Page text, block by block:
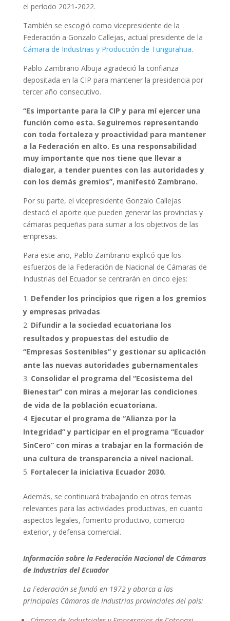
el período 2021-2022.
También se escogió como vicepresidente de la
Federación a Gonzalo Callejas, actual presidente de la
Cámara de Industrias y Producción de Tungurahua.
Pablo Zambrano Albuja agradeció la confianza
depositada en la CIP para mantener la presidencia por
tercer año consecutivo.
“Es importante para la CIP y para mí ejercer una
función como esta. Seguiremos representando
con toda fortaleza y proactividad para mantener
a la Federación en alto. Es una responsabilidad
muy importante que nos tiene que llevar a
dialogar, a tender puentes con las autoridades y
con los demás gremios”, manifestó Zambrano.
Por su parte, el vicepresidente Gonzalo Callejas
destacó el aporte que pueden generar las provincias y
cámaras pequeñas para sumar a los objetivos de las
empresas.
Para este año, Pablo Zambrano explicó que los
esfuerzos de la Federación de Nacional de Cámaras de
Industrias del Ecuador se centrarán en cinco ejes:
Defender los principios que rigen a los gremios
y empresas privadas
Difundir a la sociedad ecuatoriana los
resultados y propuestas del estudio de
“Empresas Sostenibles” y gestionar su aplicación
ante las nuevas autoridades gubernamentales
Consolidar el programa del “Ecosistema del
Bienestar” con miras a mejorar las condiciones
de vida de la población ecuatoriana.
Ejecutar el programa de “Alianza por la
Integridad” y participar en el programa “Ecuador
SinCero” con miras a trabajar en la formación de
una cultura de transparencia a nivel nacional.
Fortalecer la iniciativa Ecuador 2030.
Además, se continuará trabajando en otros temas
relevantes para las actividades productivas, en cuanto
aspectos legales, fomento productivo, comercio
exterior, y defensa comercial.
Información sobre la Federación Nacional de Cámaras
de Industrias del Ecuador
La Federación se fundó en 1972 y abarca a las
principales Cámaras de Industrias provinciales del país: